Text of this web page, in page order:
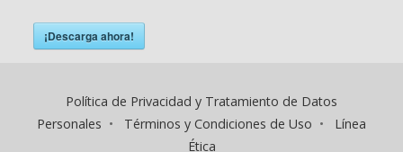
¡Descarga ahora!
Política de Privacidad y Tratamiento de Datos
Personales • Términos y Condiciones de Uso • Línea
Ética